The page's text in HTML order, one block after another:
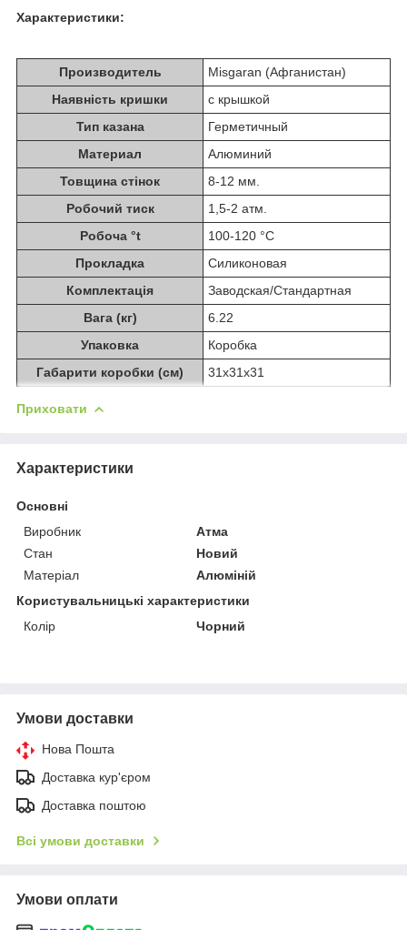
Характеристики:
Производитель
Misgaran (Афганистан)
Наявність кришки
с крышкой
Тип казана
Герметичный
Материал
Алюминий
Товщина стінок
8-12 мм.
Робочий тиск
1,5-2 атм.
Робоча °t
100-120 °C
Прокладка
Силиконовая
Комплектація
Заводская/Стандартная
Вага (кг)
6.22
Упаковка
Коробка
Габарити коробки (см)
31x31x31
Приховати
Характеристики
Основні
Виробник
Атма
Стан
Новий
Матеріал
Алюміній
Користувальницькі характеристики
Колір
Чорний
Умови доставки
Нова Пошта
Доставка кур'єром
Доставка поштою
Всі умови доставки
Умови оплати